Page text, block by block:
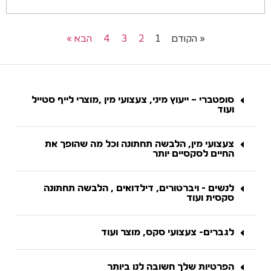
« הקודם 1
2
3
4 הבא »
סופטברי – ייעוץ מיני, צעצועי מין ,מוצרי לייף סטייל
ועוד
צעצועי מין, הלבשה תחתונה וכל מה שהופך את
החיים לסקסיים יותר
לנשים - ויברטורים, דילדואים , הלבשה תחתונה
סקסית ועוד
לגברים- צעצועי סקס, מוצר ועוד
הפרטיות שלך חשובה לנו ביותר